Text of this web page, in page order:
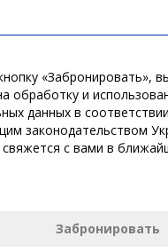
«Забронировать»,
обработку и
данных в
законодательством
с вами в
Забронировать